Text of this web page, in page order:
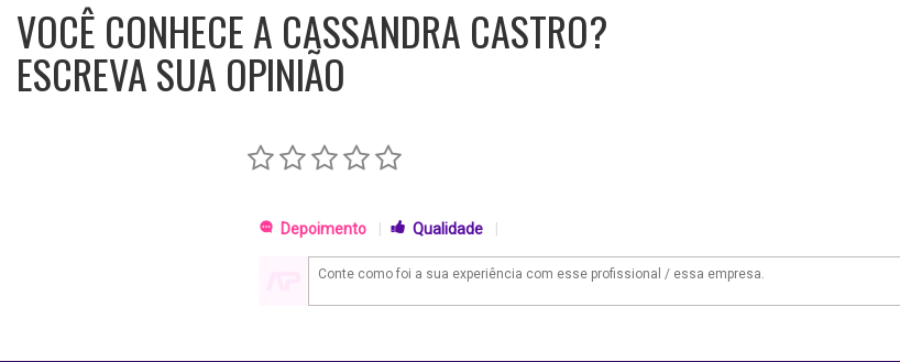
VOCÊ CONHECE A CASSANDRA CASTRO?
ESCREVA SUA OPINIÃO
Depoimento Qualidade